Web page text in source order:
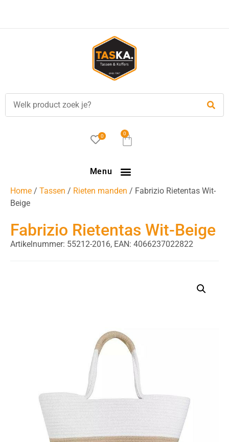
besteld, is vandaag verzonden!
0 0
Menu
Home / Tassen / Rieten manden / Fabrizio Rietentas Wit-
Beige
Fabrizio Rietentas Wit-Beige
Artikelnummer: 55212-2016, EAN: 4066237022822